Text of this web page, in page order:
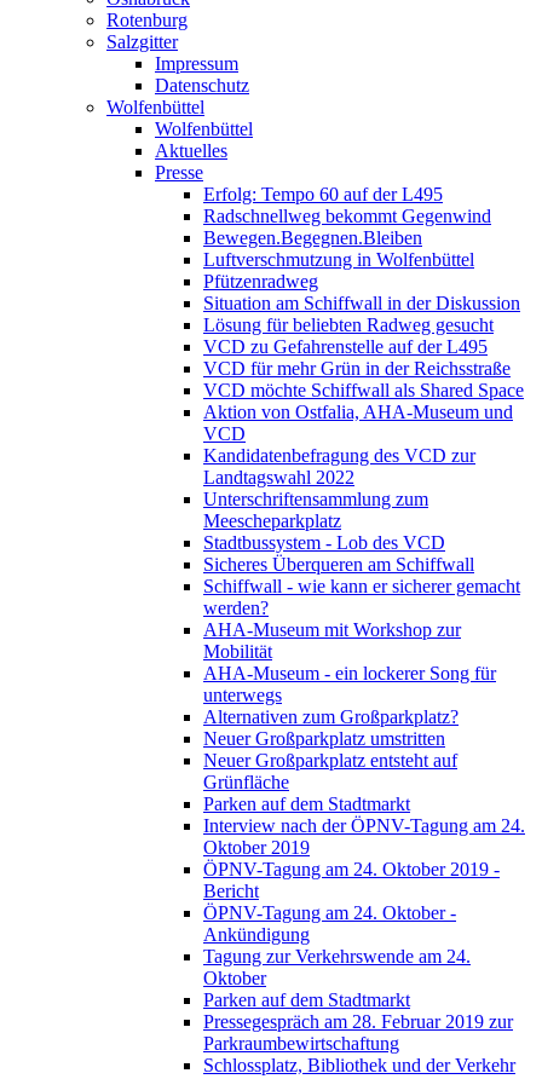
Rotenburg
Salzgitter
Impressum
Datenschutz
Wolfenbüttel
Wolfenbüttel
Aktuelles
Presse
Erfolg: Tempo 60 auf der L495
Radschnellweg bekommt Gegenwind
Bewegen.Begegnen.Bleiben
Luftverschmutzung in Wolfenbüttel
Pfützenradweg
Situation am Schiffwall in der Diskussion
Lösung für beliebten Radweg gesucht
VCD zu Gefahrenstelle auf der L495
VCD für mehr Grün in der Reichsstraße
VCD möchte Schiffwall als Shared Space
Aktion von Ostfalia, AHA-Museum und
VCD
Kandidatenbefragung des VCD zur
Landtagswahl 2022
Unterschriftensammlung zum
Meescheparkplatz
Stadtbussystem - Lob des VCD
Sicheres Überqueren am Schiffwall
Schiffwall - wie kann er sicherer gemacht
werden?
AHA-Museum mit Workshop zur
Mobilität
AHA-Museum - ein lockerer Song für
unterwegs
Alternativen zum Großparkplatz?
Neuer Großparkplatz umstritten
Neuer Großparkplatz entsteht auf
Grünfläche
Parken auf dem Stadtmarkt
Interview nach der ÖPNV-Tagung am 24.
Oktober 2019
ÖPNV-Tagung am 24. Oktober 2019 -
Bericht
ÖPNV-Tagung am 24. Oktober -
Ankündigung
Tagung zur Verkehrswende am 24.
Oktober
Parken auf dem Stadtmarkt
Pressegespräch am 28. Februar 2019 zur
Parkraumbewirtschaftung
Schlossplatz, Bibliothek und der Verkehr